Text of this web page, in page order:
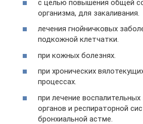
с целью повышения общей
организма, для закаливания.
лечения гнойничковых
подкожной клетчатки.
при кожных болезнях.
при хронических
процессах.
при лечение
органов и респираторной
бронхиальной астме.